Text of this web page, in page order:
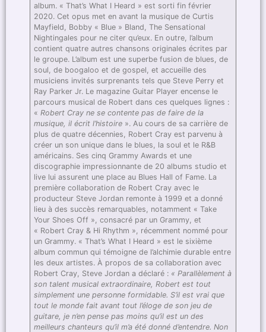
album. « That’s What I Heard » est sorti fin février
2020. Cet opus met en avant la musique de Curtis
Mayfield, Bobby « Blue » Bland, The Sensational
Nightingales pour ne citer qu’eux. En outre, l’album
contient quatre autres chansons originales écrites par
le groupe. L’album est une superbe fusion de blues, de
soul, de boogaloo et de gospel, et accueille des
musiciens invités surprenants tels que Steve Perry et
Ray Parker Jr. Le magazine Guitar Player encense le
parcours musical de Robert dans ces quelques lignes :
«Robert Cray ne se contente pas de faire de la
musique, il écrit l’histoire ». Au cours de sa carrière de
plus de quatre décennies, Robert Cray est parvenu à
créer un son unique dans le blues, la soul et le R&B
américains. Ses cinq Grammy Awards et une
discographie impressionnante de 20 albums studio et
live lui assurent une place au Blues Hall of Fame. La
première collaboration de Robert Cray avec le
producteur Steve Jordan remonte à 1999 et a donné
lieu à des succès remarquables, notamment « Take
Your Shoes Off », consacré par un Grammy, et
« Robert Cray & Hi Rhythm », récemment nommé pour
un Grammy. « That’s What I Heard » est le sixième
album commun qui témoigne de l’alchimie durable entre
les deux artistes. À propos de sa collaboration avec
Robert Cray, Steve Jordan a déclaré : « Parallèlement à
son talent musical extraordinaire, Robert est tout
simplement une personne formidable. S’il est vrai que
tout le monde fait avant tout l’éloge de son jeu de
guitare, je n’en pense pas moins qu’il est un des
meilleurs chanteurs qu’il m’a été donné d’entendre. Non